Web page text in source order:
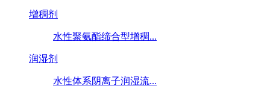
增稠剂
水性聚氨酯缔合型增稠...
润湿剂
水性体系阴离子润湿流...